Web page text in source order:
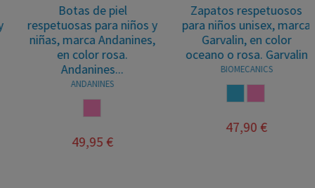
Botas de piel
respetuosas para niños y
niñas, marca Andanines,
en color rosa.
Andanines...
ANDANINES
49,95 €
Zapatos respetuosos
para niños unisex, marca
Garvalin, en color
oceano o rosa. Garvalin
BIOMECANICS
47,90 €